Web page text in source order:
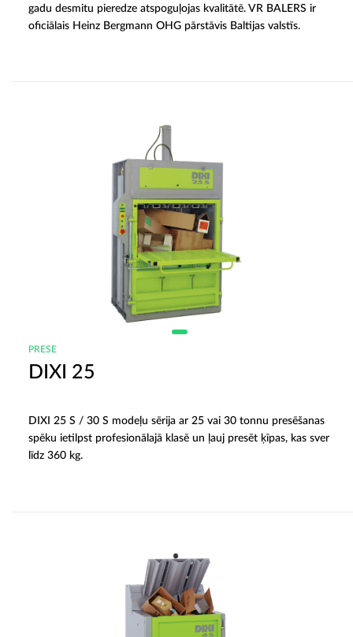
gadu desmitu pieredze atspoguļojas kvalitātē. VR BALERS ir
oficiālais Heinz Bergmann OHG pārstāvis Baltijas valstīs.
PRESE
DIXI 25
DIXI 25 S / 30 S modeļu sērija ar 25 vai 30 tonnu presēšanas
spēku ietilpst profesionālajā klasē un ļauj presēt ķīpas, kas sver
līdz 360 kg.